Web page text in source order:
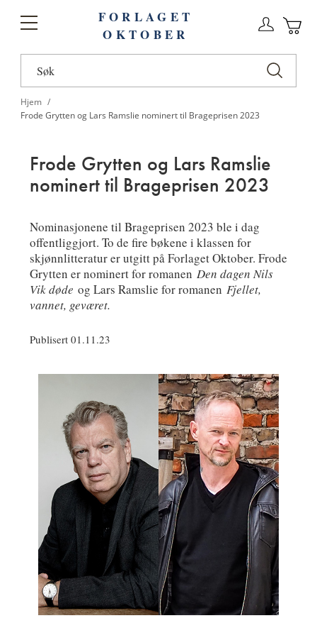
Toggle
FORLAGET
OKTOBER
Hjem
Frode Grytten og Lars Ramslie nominert til Brageprisen 2023
Frode Grytten og Lars Ramslie
nominert til Brageprisen 2023
Nominasjonene til Brageprisen 2023 ble i dag
offentliggjort. To de fire bøkene i klassen for
skjønnlitteratur er utgitt på Forlaget Oktober. Frode
Grytten er nominert for romanen Den dagen Nils
Vik døde og Lars Ramslie for romanen Fjellet,
vannet, geværet.
Publisert 01.11.23